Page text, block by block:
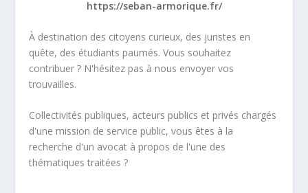
https://seban-armorique.fr/
À destination des citoyens curieux, des juristes en
quête, des étudiants paumés. Vous souhaitez
contribuer ? N'hésitez pas à nous envoyer vos
trouvailles.
Collectivités publiques, acteurs publics et privés chargés
d'une mission de service public, vous êtes à la
recherche d'un avocat à propos de l'une des
thématiques traitées ?